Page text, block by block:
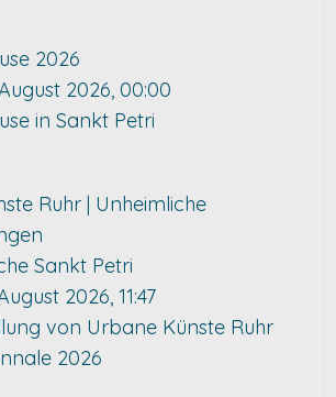
2026
2026, 00:00
in Sankt Petri
Ruhr | Unheimliche
Sankt Petri
2026, 11:47
von Urbane Künste Ruhr
2026